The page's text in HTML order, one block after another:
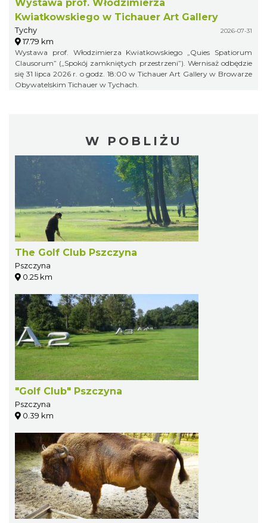
Wystawa prof. Włodzimierza
Kwiatkowskiego w Tichauer Art Gallery
Tychy 2026-07-31
17.79 km
Wystawa prof. Włodzimierza Kwiatkowskiego „Quies Spatiorum
Clausorum” („Spokój zamkniętych przestrzeni”). Wernisaż odbędzie
się 31 lipca 2026 r. o godz. 18:00 w Tichauer Art Gallery w Browarze
Obywatelskim Tichauer w Tychach.
W POBLIŻU
The Golf Club Pszczyna
Pszczyna
0.25 km
"Golf Club" Pszczyna
Pszczyna
0.39 km